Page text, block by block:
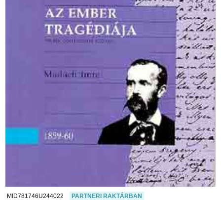
MID781746U244022 PARTNERI RAKTÁRBAN